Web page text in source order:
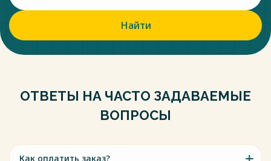
Найти
ОТВЕТЫ НА ЧАСТО ЗАДАВАЕМЫЕ
ВОПРОСЫ
Как оплатить заказ?